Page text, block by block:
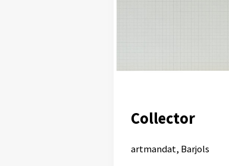
Collector
artmandat, Barjols